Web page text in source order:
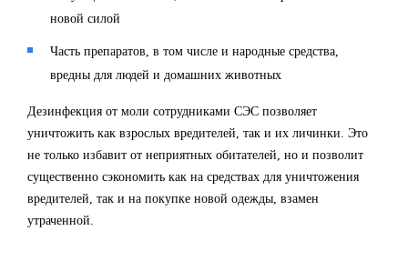
новой силой
Часть препаратов, в том числе и народные средства,
вредны для людей и домашних животных
Дезинфекция от моли сотрудниками СЭС позволяет
уничтожить как взрослых вредителей, так и их личинки. Это
не только избавит от неприятных обитателей, но и позволит
существенно сэкономить как на средствах для уничтожения
вредителей, так и на покупке новой одежды, взамен
утраченной.